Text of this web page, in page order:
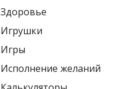
Здоровье
Игрушки
Игры
Исполнение желаний